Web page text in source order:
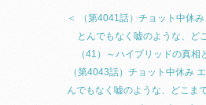
＜ （第4041話）チョット中休
とんでもなく嘘のような、ど
（41）～ハイブリッドの真相
（第4043話）チョット中休み
んでもなく嘘のような、どこま